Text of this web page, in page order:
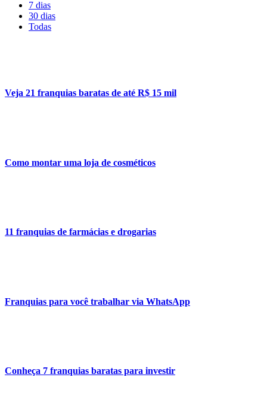
7 dias
30 dias
Todas
Veja 21 franquias baratas de até R$ 15 mil
Como montar uma loja de cosméticos
11 franquias de farmácias e drogarias
Franquias para você trabalhar via WhatsApp
Conheça 7 franquias baratas para investir